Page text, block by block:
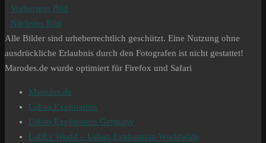
Vorheriges Bild
Nächstes Bild
Alle Bilder sind urheberrechtlich geschützt. Eine Nutzung ohne
ausdrückliche Erlaubnis durch den Fotografen ist nicht gestattet!
Marodes.de wurde optimiert für Firefox und Safari
Marodes.de
Urban Exploration
Urban Exploration Germany
UrbEx World – Urban Exploration Worldwide